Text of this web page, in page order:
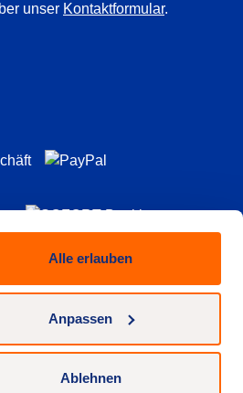
Alle erlauben
Anpassen
Ablehnen
unser Kontaktformular.